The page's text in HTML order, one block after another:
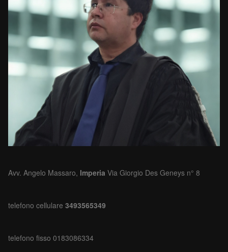
Avv. Angelo Massaro, Imperia Via Giorgio Des Geneys n° 8
telefono cellulare 3493565349
telefono fisso 0183086334